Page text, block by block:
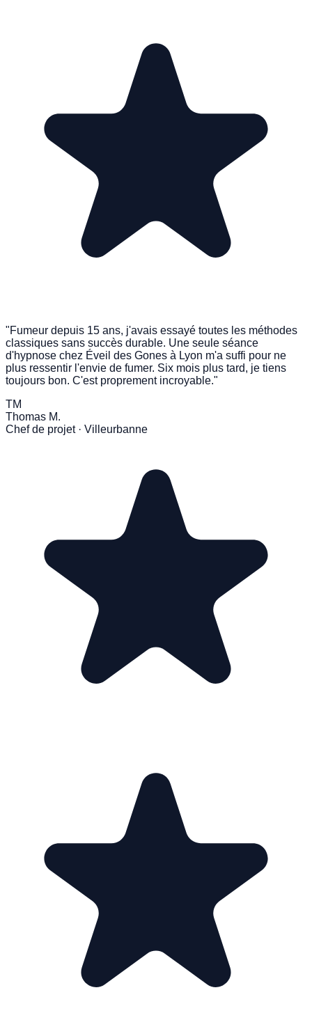
"Fumeur depuis 15 ans, j'avais essayé toutes les méthodes
classiques sans succès durable. Une seule séance
d'hypnose chez Éveil des Gones à Lyon m'a suffi pour ne
plus ressentir l'envie de fumer. Six mois plus tard, je tiens
toujours bon. C'est proprement incroyable."
TM
Thomas M.
Chef de projet · Villeurbanne